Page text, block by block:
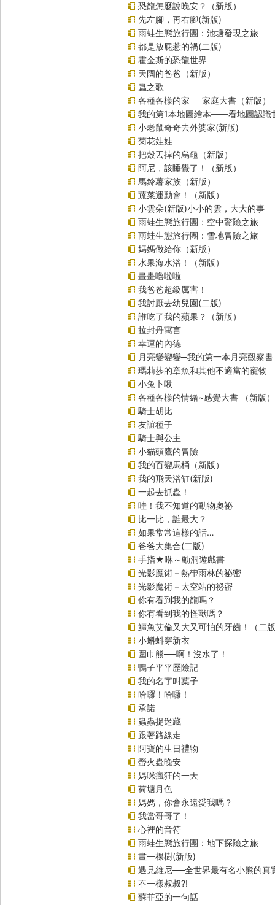
恐龍怎麼說晚安？（新版）
先左腳，再右腳(新版)
雨蛙生態旅行團：池塘發現之旅
都是放屁惹的禍(二版)
霍金斯的恐龍世界
天國的爸爸（新版）
蟲之歌
各種各樣的家──家庭大書（新版）
我的第1本地圖繪本――看地圖認識
小老鼠奇奇去外婆家(新版)
菊花娃娃
把殼丟掉的烏龜（新版）
阿尼，該睡覺了！（新版）
馬鈴薯家族（新版）
蔬菜運動會！（新版）
小雲朵(新版)小小的雲，大大的事
雨蛙生態旅行團：空中驚險之旅
雨蛙生態旅行團：雪地冒險之旅
媽媽做給你（新版）
水果海水浴！（新版）
畫畫嚕啦啦
我爸爸超級厲害！
我討厭去幼兒園(二版)
誰吃了我的蘋果？（新版）
拉封丹寓言
幸運的內德
月亮變變變─我的第一本月亮觀察書
瑪莉莎的章魚和其他不適當的寵物
小兔卜啾
各種各樣的情緒~感覺大書 （新版）
騎士胡比
友誼種子
騎士與公主
小貓頭鷹的冒險
我的百變馬桶（新版）
我的飛天浴缸(新版)
一起去抓蟲！
哇！我不知道的動物奧祕
比一比，誰最大？
如果常常這樣的話…
爸爸大集合(二版)
手指★咻～動洞遊戲書
光影魔術－熱帶雨林的祕密
光影魔術－太空站的祕密
你有看到我的龍嗎？
你有看到我的怪獸嗎？
鱷魚艾倫又大又可怕的牙齒！（二
小蝌蚪穿新衣
圍巾熊──啊！沒水了！
鴨子平平歷險記
我的名字叫葉子
哈囉！哈囉！
承諾
蟲蟲捉迷藏
跟著路線走
阿寶的生日禮物
螢火蟲晚安
媽咪瘋狂的一天
荷塘月色
媽媽，你會永遠愛我嗎？
我當哥哥了！
心裡的音符
雨蛙生態旅行團：地下探險之旅
畫一棵樹(新版)
遇見維尼──全世界最有名小熊的真
不一樣叔叔?!
蘇菲亞的一句話